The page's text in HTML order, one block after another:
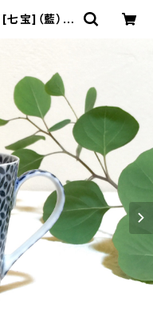
七宝]（藍） |